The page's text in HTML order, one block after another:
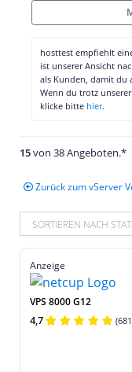
hosttest empfiehlt
ist unserer Ansicht
als Kunden, damit du
Wenn du trotz
klicke bitte hier.
15von 38 Angeboten.*
Zurück zum vServer
SORTIEREN NACH
Anzeige
VPS 8000 G12
4,7